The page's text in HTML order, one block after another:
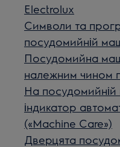
Electrolux
Символи та
посудомийній
Посудомийна
належним чином
На посудомийній
індикатор
(«Machine Care»)
Дверцята